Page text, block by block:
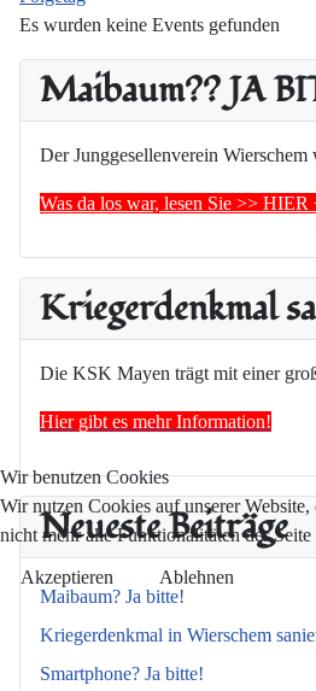
Maibaum?? JA
Der Junggesellenverein Wierschem
Was da los war, lesen Sie >> HIER
Kriegerdenkmal
Die KSK Mayen trägt mit einer
Hier gibt es mehr Information!
Neueste Beiträge
Maibaum? Ja bitte!
Kriegerdenkmal in Wierschem
Smartphone? Ja bitte!
Es wurden keine Events gefunden
Wir benutzen Cookies
Wir nutzen Cookies auf unserer
nicht mehr alle Funktionalitäten der
Akzeptieren Ablehnen